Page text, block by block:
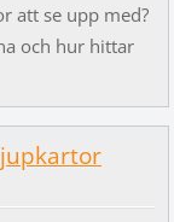
att se upp med?
och hur hittar